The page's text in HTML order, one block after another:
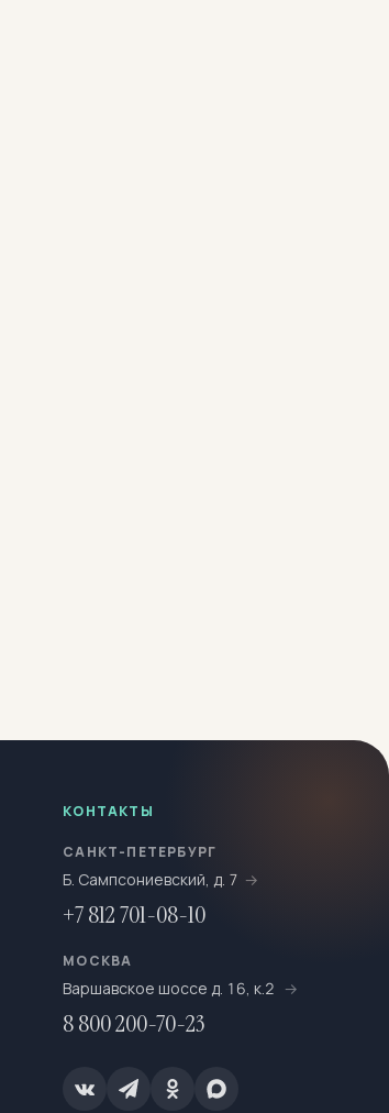
КОНТАКТЫ
САНКТ-ПЕТЕРБУРГ
Б. Сампсониевский, д. 7
+7 812 701-08-10
МОСКВА
Варшавское шоссе д. 16, к.2
8 800 200-70-23